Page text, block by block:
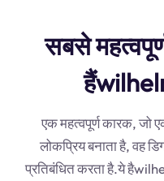
सबसे
एक महत्वपूर्ण कारक, जो
लोकप्रिय बनाता है, वह
प्रतिबंधित करता है.ये